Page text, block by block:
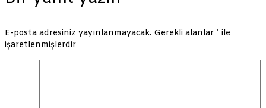
E-posta adresiniz yayınlanmayacak. Gerekli alanlar * ile
işaretlenmişlerdir